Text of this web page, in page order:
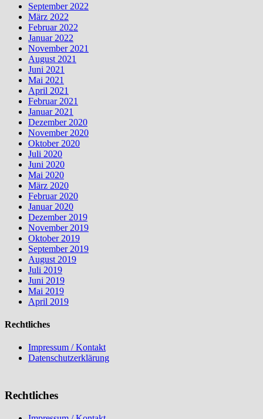
September 2022
März 2022
Februar 2022
Januar 2022
November 2021
August 2021
Juni 2021
Mai 2021
April 2021
Februar 2021
Januar 2021
Dezember 2020
November 2020
Oktober 2020
Juli 2020
Juni 2020
Mai 2020
März 2020
Februar 2020
Januar 2020
Dezember 2019
November 2019
Oktober 2019
September 2019
August 2019
Juli 2019
Juni 2019
Mai 2019
April 2019
Rechtliches
Impressum / Kontakt
Datenschutzerklärung
Rechtliches